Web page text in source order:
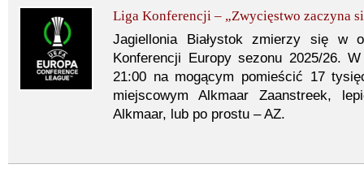
Liga Konferencji – „Zwycięstwo zaczyna
Jagiellonia Białystok zmierzy się w
Konferencji Europy sezonu 2025/26.
21:00 na mogącym pomieścić 17
miejscowym Alkmaar Zaanstreek,
Alkmaar, lub po prostu – AZ.